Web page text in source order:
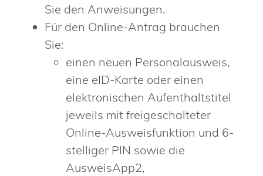
Sie den Anweisungen.
Für den Online-Antrag brauchen
Sie:
einen neuen Personalausweis,
eine eID-Karte oder einen
elektronischen Aufenthaltstitel
jeweils mit freigeschalteter
Online-Ausweisfunktion und 6-
stelliger PIN sowie die
AusweisApp2,